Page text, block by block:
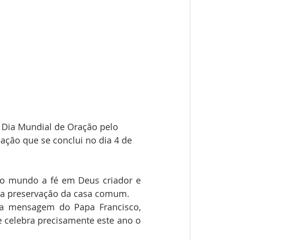
Mundial de Oração pelo
que se conclui no dia 4 de
mundo a fé em Deus criador e
preservação da casa comum.
mensagem do Papa Francisco,
celebra precisamente este ano o